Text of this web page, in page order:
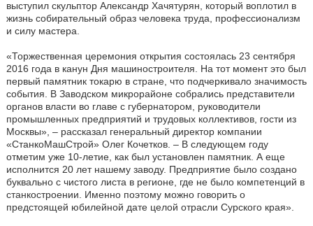
выступил скульптор Александр Хачятурян, который воплотил в
жизнь собирательный образ человека труда, профессионализм
и силу мастера.
«Торжественная церемония открытия состоялась 23 сентября
2016 года в канун Дня машиностроителя. На тот момент это был
первый памятник токарю в стране, что подчеркивало значимость
события. В Заводском микрорайоне собрались представители
органов власти во главе с губернатором, руководители
промышленных предприятий и трудовых коллективов, гости из
Москвы», – рассказал генеральный директор компании
«СтанкоМашСтрой» Олег Кочетков. – В следующем году
отметим уже 10-летие, как был установлен памятник. А еще
исполнится 20 лет нашему заводу. Предприятие было создано
буквально с чистого листа в регионе, где не было компетенций в
станкостроении. Именно поэтому можно говорить о
предстоящей юбилейной дате целой отрасли Сурского края».